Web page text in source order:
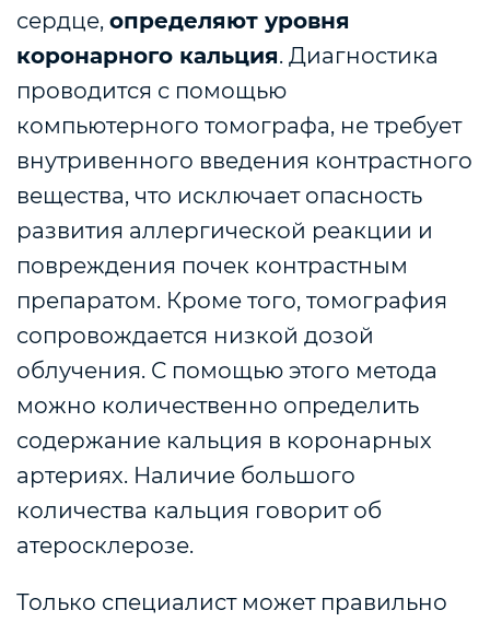
сердце, определяют уровня
коронарного кальция. Диагностика
проводится с помощью
компьютерного томографа, не требует
внутривенного введения контрастного
вещества, что исключает опасность
развития аллергической реакции и
повреждения почек контрастным
препаратом. Кроме того, томография
сопровождается низкой дозой
облучения. С помощью этого метода
можно количественно определить
содержание кальция в коронарных
артериях. Наличие большого
количества кальция говорит об
атеросклерозе.
Только специалист может правильно